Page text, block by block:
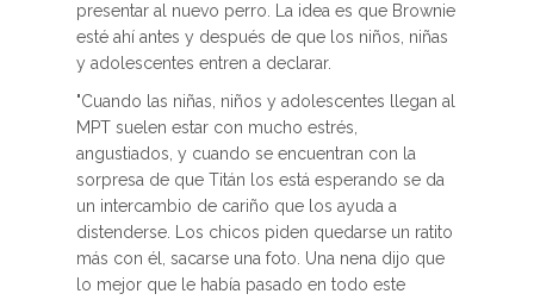
presentar al nuevo perro. La idea es que Brownie
esté ahí antes y después de que los niños, niñas
y adolescentes entren a declarar.
"Cuando las niñas, niños y adolescentes llegan al
MPT suelen estar con mucho estrés,
angustiados, y cuando se encuentran con la
sorpresa de que Titán los está esperando se da
un intercambio de cariño que los ayuda a
distenderse. Los chicos piden quedarse un ratito
más con él, sacarse una foto. Una nena dijo que
lo mejor que le había pasado en todo este